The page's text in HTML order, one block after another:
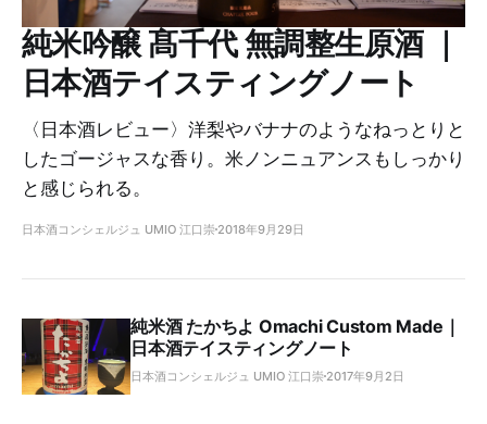
純米吟醸 髙千代 無調整生原酒 ｜
日本酒テイスティングノート
〈日本酒レビュー〉洋梨やバナナのようなねっとりと
したゴージャスな香り。米ノンニュアンスもしっかり
と感じられる。
日本酒コンシェルジュ UMIO 江口崇 2018年9月29日
純米酒 たかちよ Omachi Custom Made｜
日本酒テイスティングノート
日本酒コンシェルジュ UMIO 江口崇 2017年9月2日